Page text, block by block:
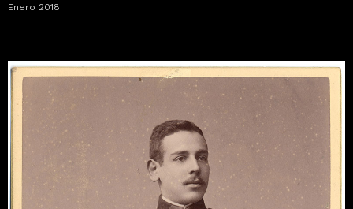
Enero 2018